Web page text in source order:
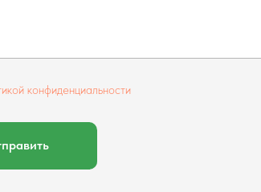
конфиденциальности